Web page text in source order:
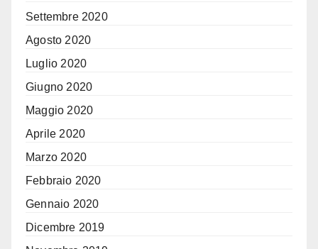
Settembre 2020
Agosto 2020
Luglio 2020
Giugno 2020
Maggio 2020
Aprile 2020
Marzo 2020
Febbraio 2020
Gennaio 2020
Dicembre 2019